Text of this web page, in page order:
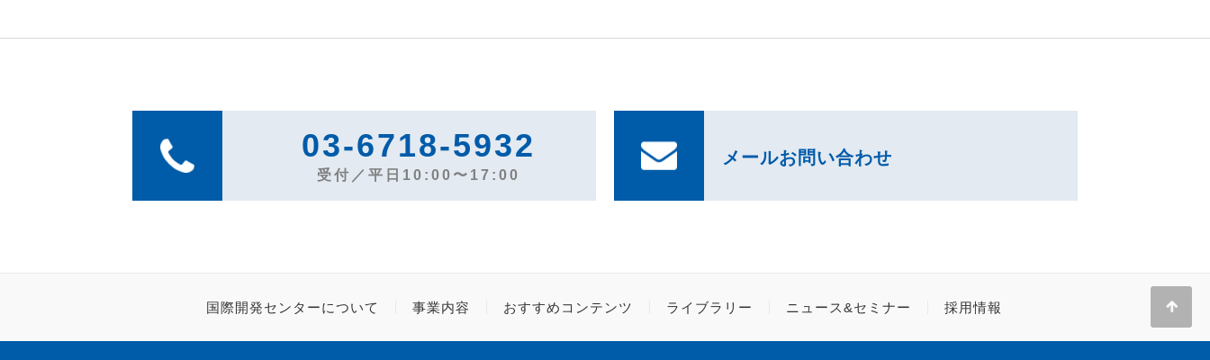
03-6718-5932
受付／平日10:00〜17:00
メールお問い合わせ
国際開発センターについて 事業内容 おすすめコンテンツ ライブラリー ニュース&セミナー 採用情報